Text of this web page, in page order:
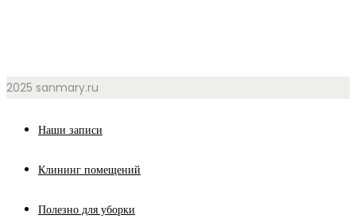
2025 sanmary.ru
Наши записи
Клининг помещений
Полезно для уборки